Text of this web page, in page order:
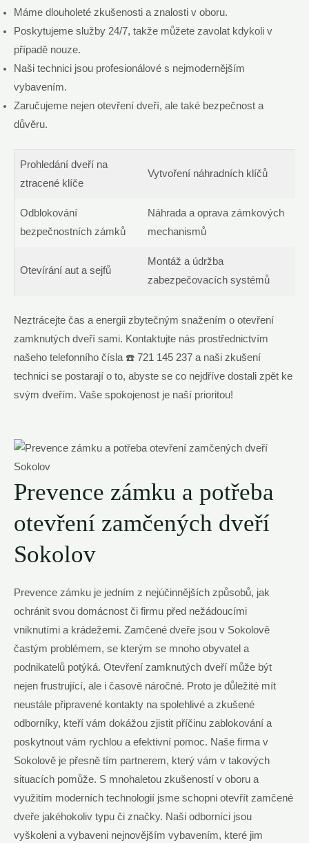
Máme dlouholeté zkušenosti a znalosti v oboru.
Poskytujeme služby 24/7, takže můžete zavolat kdykoli v
případě nouze.
Naši technici jsou profesionálové s nejmodernějším
vybavením.
Zaručujeme nejen otevření dveří, ale také bezpečnost a
důvěru.
Prohledání dveří na
ztracené klíče
Vytvoření náhradních klíčů
Odblokování
bezpečnostních zámků
Náhrada a oprava zámkových
mechanismů
Otevírání aut a sejfů
Montáž a údržba
zabezpečovacích systémů
Neztrácejte čas a energii zbytečným snažením o otevření
zamknutých dveří sami. Kontaktujte nás prostřednictvím
našeho telefonního čísla ☎️ 721 145 237 a naši zkušení
technici se postarají o to, abyste se co nejdříve dostali zpět ke
svým dveřím. Vaše spokojenost je naší prioritou!
Prevence zámku a potřeba
otevření zamčených dveří
Sokolov
Prevence zámku je jedním z nejúčinnějších způsobů, jak
ochránit svou domácnost či firmu před nežádoucími
vniknutími a krádežemi. Zamčené dveře jsou v Sokolově
častým problémem, se kterým se mnoho obyvatel a
podnikatelů potýká. Otevření zamknutých dveří může být
nejen frustrující, ale i časově náročné. Proto je důležité mít
neustále připravené kontakty na spolehlivé a zkušené
odborníky, kteří vám dokážou zjistit příčinu zablokování a
poskytnout vám rychlou a efektivní pomoc. Naše firma v
Sokolově je přesně tím partnerem, který vám v takových
situacích pomůže. S mnohaletou zkušeností v oboru a
využitím moderních technologií jsme schopni otevřít zamčené
dveře jakéhokoliv typu či značky. Naši odborníci jsou
vyškoleni a vybaveni nejnovějším vybavením, které jim